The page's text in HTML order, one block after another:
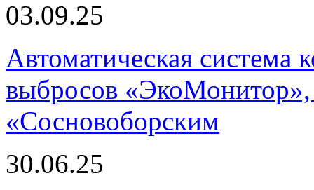
03.09.25
Автоматическая
выбросов «ЭкоМонитор»,
«Сосновоборским
30.06.25